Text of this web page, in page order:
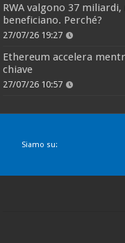
RWA valgono 37
beneficiano. Perché?
27/07/26 19:27
Ethereum accelera
chiave
27/07/26 10:57
Siamo su: